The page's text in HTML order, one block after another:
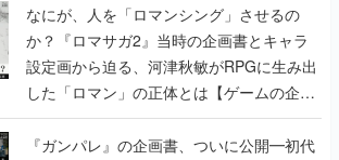
した「ロマン」の正体とは【ゲームの企画
書】
『ガンパレ』の企画書、ついに公開━初代
PSの伝説的タイトルは、なぜ生まれたの
か？そして『LOOP8』へ受け継がれたもの
【ゲームの企画書】